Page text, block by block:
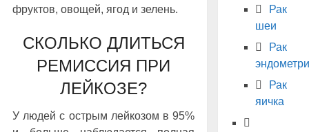
фруктов, овощей, ягод и зелень.
СКОЛЬКО ДЛИТЬСЯ
РЕМИССИЯ ПРИ
ЛЕЙКОЗЕ?
У людей с острым лейкозом в 95%
Рак
шеи
Рак
Рак
яичка